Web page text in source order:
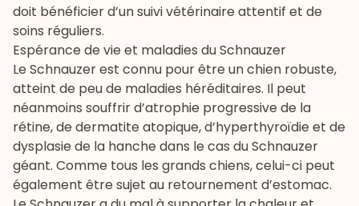
doit bénéficier d’un suivi vétérinaire attentif et de
soins réguliers.
Espérance de vie et maladies du Schnauzer
Le Schnauzer est connu pour être un chien robuste,
atteint de peu de maladies héréditaires. Il peut
néanmoins souffrir d’atrophie progressive de la
rétine, de dermatite atopique, d’hyperthyroïdie et de
dysplasie de la hanche dans le cas du Schnauzer
géant. Comme tous les grands chiens, celui-ci peut
également être sujet au retournement d’estomac.